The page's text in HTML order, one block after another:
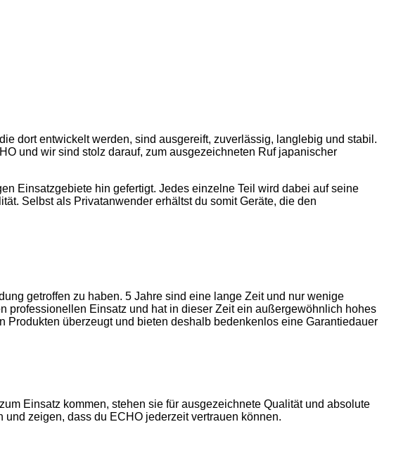
dort entwickelt werden, sind ausgereift, zuverlässig, langlebig und stabil.
und wir sind stolz darauf, zum ausgezeichneten Ruf japanischer
Einsatzgebiete hin gefertigt. Jedes einzelne Teil wird dabei auf seine
Selbst als Privatanwender erhältst du somit Geräte, die den
getroffen zu haben. 5 Jahre sind eine lange Zeit und nur wenige
professionellen Einsatz und hat in dieser Zeit ein außergewöhnlich hohes
überzeugt und bieten deshalb bedenkenlos eine Garantiedauer
Einsatz kommen, stehen sie für ausgezeichnete Qualität und absolute
zeigen, dass du ECHO jederzeit vertrauen können.